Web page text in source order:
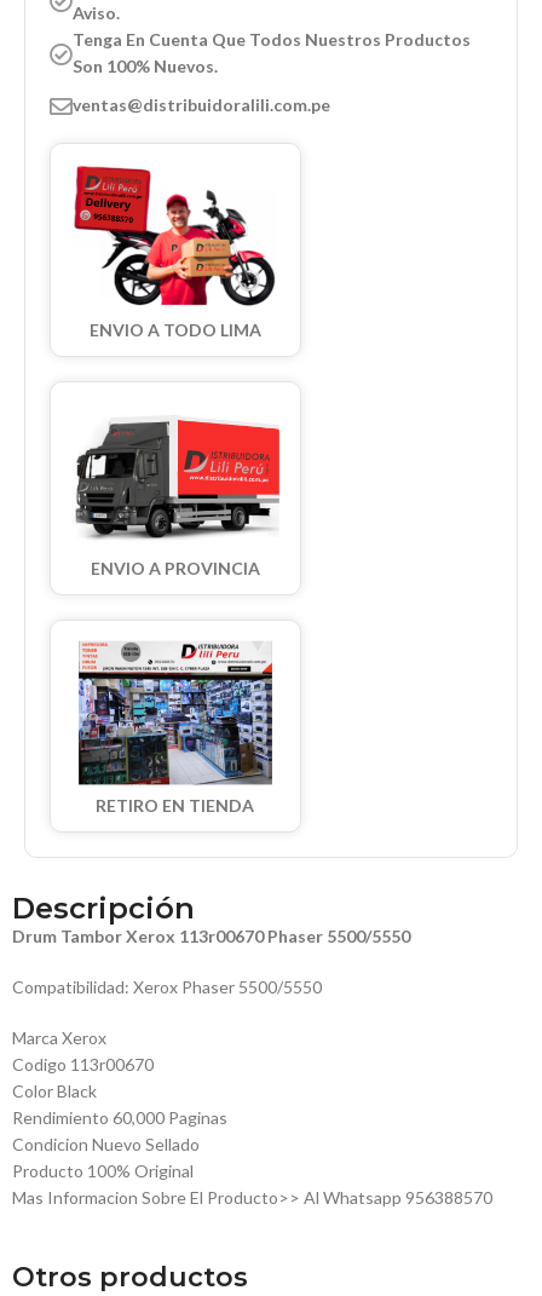
Aviso.
Tenga En Cuenta Que Todos Nuestros Productos
Son 100% Nuevos.
ventas@distribuidoralili.com.pe
ENVIO A TODO LIMA
ENVIO A PROVINCIA
RETIRO EN TIENDA
Descripción
Drum Tambor Xerox 113r00670 Phaser 5500/5550
Compatibilidad: Xerox Phaser 5500/5550
Marca Xerox
Codigo 113r00670
Color Black
Rendimiento 60,000 Paginas
Condicion Nuevo Sellado
Producto 100% Original
Mas Informacion Sobre El Producto>> Al Whatsapp 956388570
Otros productos